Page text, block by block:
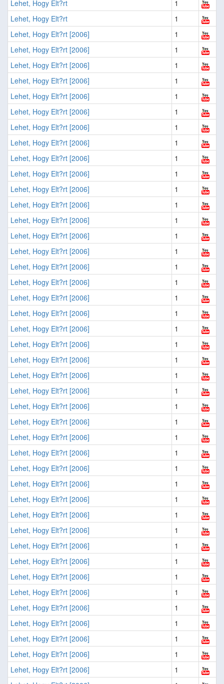
Lehet, Hogy Elt?rt
1
Lehet, Hogy Elt?rt
1
Lehet, Hogy Elt?rt [2006]
1
Lehet, Hogy Elt?rt [2006]
1
Lehet, Hogy Elt?rt [2006]
1
Lehet, Hogy Elt?rt [2006]
1
Lehet, Hogy Elt?rt [2006]
1
Lehet, Hogy Elt?rt [2006]
1
Lehet, Hogy Elt?rt [2006]
1
Lehet, Hogy Elt?rt [2006]
1
Lehet, Hogy Elt?rt [2006]
1
Lehet, Hogy Elt?rt [2006]
1
Lehet, Hogy Elt?rt [2006]
1
Lehet, Hogy Elt?rt [2006]
1
Lehet, Hogy Elt?rt [2006]
1
Lehet, Hogy Elt?rt [2006]
1
Lehet, Hogy Elt?rt [2006]
1
Lehet, Hogy Elt?rt [2006]
1
Lehet, Hogy Elt?rt [2006]
1
Lehet, Hogy Elt?rt [2006]
1
Lehet, Hogy Elt?rt [2006]
1
Lehet, Hogy Elt?rt [2006]
1
Lehet, Hogy Elt?rt [2006]
1
Lehet, Hogy Elt?rt [2006]
1
Lehet, Hogy Elt?rt [2006]
1
Lehet, Hogy Elt?rt [2006]
1
Lehet, Hogy Elt?rt [2006]
1
Lehet, Hogy Elt?rt [2006]
1
Lehet, Hogy Elt?rt [2006]
1
Lehet, Hogy Elt?rt [2006]
1
Lehet, Hogy Elt?rt [2006]
1
Lehet, Hogy Elt?rt [2006]
1
Lehet, Hogy Elt?rt [2006]
1
Lehet, Hogy Elt?rt [2006]
1
Lehet, Hogy Elt?rt [2006]
1
Lehet, Hogy Elt?rt [2006]
1
Lehet, Hogy Elt?rt [2006]
1
Lehet, Hogy Elt?rt [2006]
1
Lehet, Hogy Elt?rt [2006]
1
Lehet, Hogy Elt?rt [2006]
1
Lehet, Hogy Elt?rt [2006]
1
Lehet, Hogy Elt?rt [2006]
1
Lehet, Hogy Elt?rt [2006]
1
Lehet, Hogy Elt?rt [2006]
1